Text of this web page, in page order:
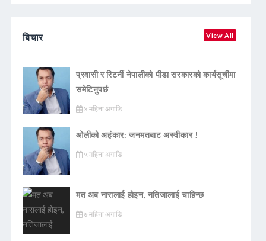
बिचार View All
प्रवासी र रिटर्नी नेपालीको पीडा सरकारको कार्यसूचीमा
समेटिनुपर्छ
४ महिना अगाडि
ओलीको अहंकार: जनमतबाट अस्वीकार !
५ महिना अगाडि
मत अब नारालाई होइन, नतिजालाई चाहिन्छ
७ महिना अगाडि